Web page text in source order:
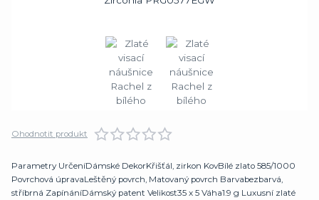
Ohodnotit produkt
Parametry UrčeníDámské DekorKřišťál, zirkon KovBílé zlato 585/1000
Povrchová úpravaLeštěný povrch, Matovaný povrch Barvabezbarvá,
stříbrná ZapínáníDámský patent Velikost35 x 5 Váha1.9 g Luxusní zlaté